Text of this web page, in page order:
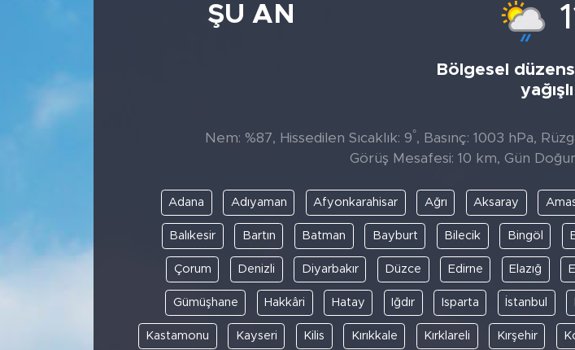
ŞU AN
Bölgesel
yağışlı
Nem: %87, Hissedilen Sıcaklık: 9°, Basınç: 1003 hPa,
Görüş Mesafesi: 10 km, Gün
Adana Adıyaman Afyonkarahisar Ağrı Aksaray
Balıkesir Bartın Batman Bayburt Bilecik Bingöl
Çorum Denizli Diyarbakır Düzce Edirne Elazığ
Gümüşhane Hakkâri Hatay Iğdır Isparta İstanbul
Kastamonu Kayseri Kilis Kırıkkale Kırklareli Kırşehir